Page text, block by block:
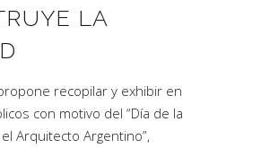
LA
recopilar y exhibir en
con motivo del “Día de la
Arquitecto Argentino”,